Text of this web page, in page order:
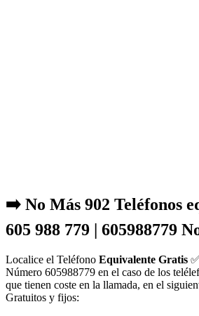
➡️ No Más 902 Teléfonos
605 988 779 | 605988779
Localice el Teléfono Equivalente Gratis
Número 605988779 en el caso de los
que tienen coste en la llamada, en el
Gratuitos y fijos: